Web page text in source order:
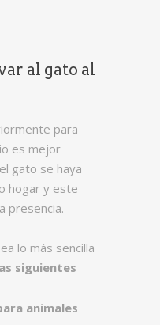
al gato al
para
es mejor
gato se haya
hogar y este
presencia.
lo más sencilla
siguientes
animales